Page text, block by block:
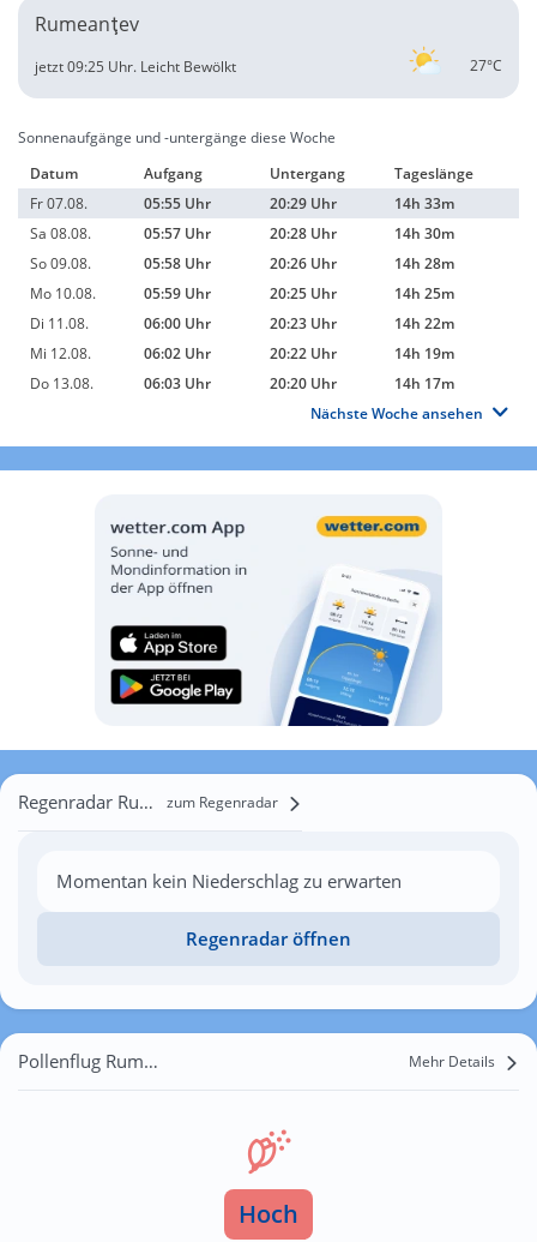
Rumeanţev
27°C
jetzt 09:25 Uhr. Leicht Bewölkt
Sonnenaufgänge und -untergänge diese Woche
Datum
Aufgang Untergang
Tageslänge
Fr 07.08.
05:55 Uhr 20:29 Uhr
14h 33m
Sa 08.08.
05:57 Uhr 20:28 Uhr
14h 30m
So 09.08.
05:58 Uhr 20:26 Uhr
14h 28m
Mo 10.08.
05:59 Uhr 20:25 Uhr
14h 25m
Di 11.08.
06:00 Uhr 20:23 Uhr
14h 22m
Mi 12.08.
06:02 Uhr 20:22 Uhr
14h 19m
Do 13.08.
06:03 Uhr 20:20 Uhr
14h 17m
Nächste Woche ansehen
Regenradar Rumeanţev zum Regenradar
Momentan kein Niederschlag zu erwarten
Regenradar öffnen
Pollenflug Rumeanţev Mehr Details
Hoch